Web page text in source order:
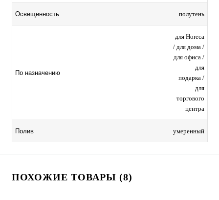
Освещенность полутень
По назначению
для Horeca
/ для дома /
для офиса /
для
подарка /
для
торгового
центра
Полив умеренный
ПОХОЖИЕ ТОВАРЫ (8)